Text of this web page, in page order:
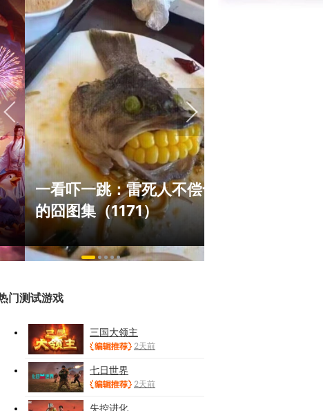
绅士日报：国游泳装皮涩度
拉爆了！大雷熟女上演蒙眼
play
门测试游戏
三国大领主
2天前
七日世界
2天前
失控进化